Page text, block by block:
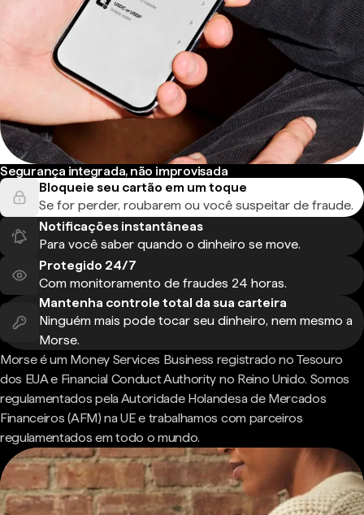
Segurança integrada, não improvisada
Bloqueie seu cartão em um toque
Se for perder, roubarem ou você suspeitar de fraude.
Notificações instantâneas
Para você saber quando o dinheiro se move.
Protegido 24/7
Com monitoramento de fraudes 24 horas.
Mantenha controle total da sua carteira
Ninguém mais pode tocar seu dinheiro, nem mesmo a
Morse.
Morse é um Money Services Business registrado no Tesouro
dos EUA e Financial Conduct Authority no Reino Unido. Somos
regulamentados pela Autoridade Holandesa de Mercados
Financeiros (AFM) na UE e trabalhamos com parceiros
regulamentados em todo o mundo.